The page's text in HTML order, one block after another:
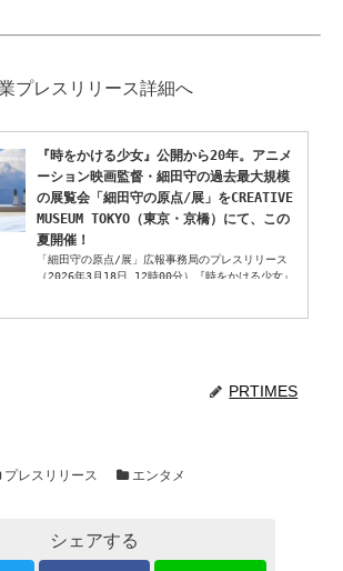
『時をかける少女』公開から20年。アニメ
ーション映画監督・細田守の過去最大規模
の展覧会「細田守の原点/展」をCREATIVE
MUSEUM TOKYO（東京・京橋）にて、この
夏開催！
「細田守の原点/展」広報事務局のプレスリリース
（2026年3月18日 12時00分）『時をかける少女』
PRTIMES
プレスリリース エンタメ
シェアする